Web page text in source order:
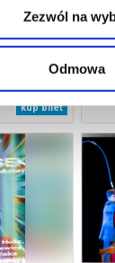
Zezwól na
Odmowa
Mazowiecki
kup bilet